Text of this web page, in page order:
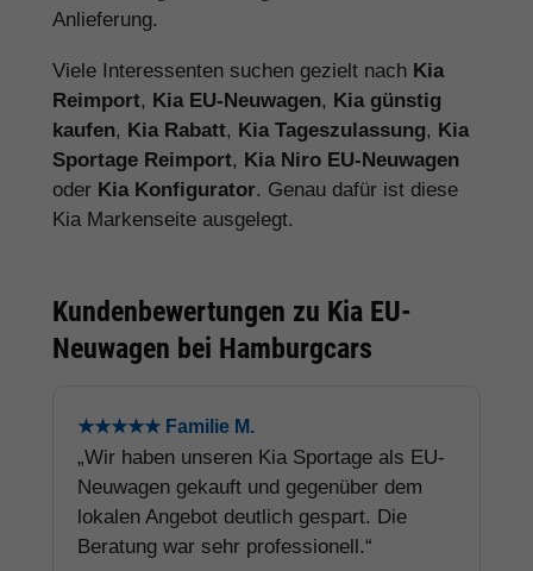
Anlieferung.
Viele Interessenten suchen gezielt nach Kia
Reimport, Kia EU-Neuwagen, Kia günstig
kaufen, Kia Rabatt, Kia Tageszulassung, Kia
Sportage Reimport, Kia Niro EU-Neuwagen
oder Kia Konfigurator. Genau dafür ist diese
Kia Markenseite ausgelegt.
Kundenbewertungen zu Kia EU-
Neuwagen bei Hamburgcars
★★★★★ Familie M.
„Wir haben unseren Kia Sportage als EU-
Neuwagen gekauft und gegenüber dem
lokalen Angebot deutlich gespart. Die
Beratung war sehr professionell.“